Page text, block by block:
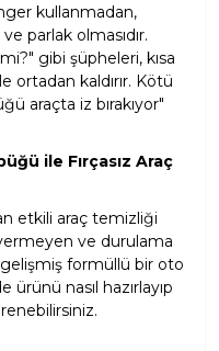
kullanmadan,
parlak olmasıdır.
gibi şüpheleri, kısa
ortadan kaldırır. Kötü
araçta iz bırakıyor"
ile Fırçasız Araç
etkili araç temizliği
ve durulama
gelişmiş formüllü bir oto
nasıl hazırlayıp